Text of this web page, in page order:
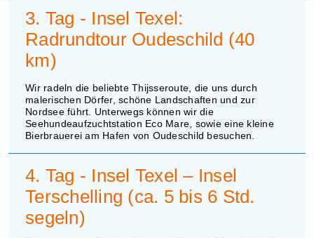
3. Tag - Insel Texel:
Radrundtour Oudeschild (40
km)
Wir radeln die beliebte Thijsseroute, die uns durch
malerischen Dörfer, schöne Landschaften und zur
Nordsee führt. Unterwegs können wir die
Seehundeaufzuchtstation Eco Mare, sowie eine kleine
Bierbrauerei am Hafen von Oudeschild besuchen.
4. Tag - Insel Texel – Insel
Terschelling (ca. 5 bis 6 Std.
segeln)